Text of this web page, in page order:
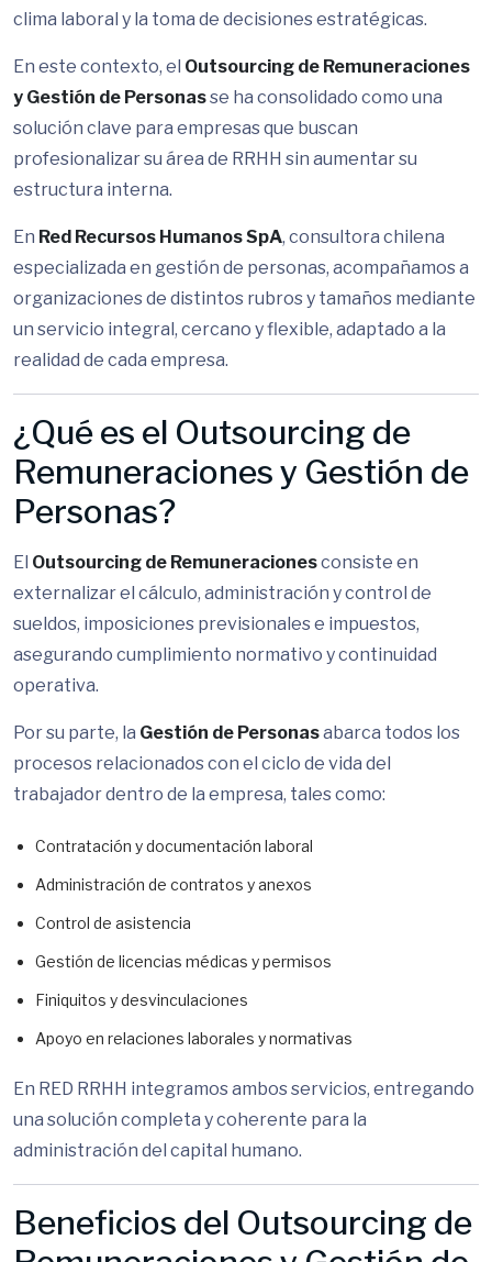
clima laboral y la toma de decisiones estratégicas.
En este contexto, el Outsourcing de Remuneraciones
y Gestión de Personasse ha consolidado como una
solución clave para empresas que buscan
profesionalizar su área de RRHH sin aumentar su
estructura interna.
En Red Recursos Humanos SpA, consultora chilena
especializada en gestión de personas, acompañamos a
organizaciones de distintos rubros y tamaños mediante
un servicio integral, cercano y flexible, adaptado a la
realidad de cada empresa.
¿Qué es el Outsourcing de
Remuneraciones y Gestión de
Personas?
El Outsourcing de Remuneracionesconsiste en
externalizar el cálculo, administración y control de
sueldos, imposiciones previsionales e impuestos,
asegurando cumplimiento normativo y continuidad
operativa.
Por su parte, la Gestión de Personasabarca todos los
procesos relacionados con el ciclo de vida del
trabajador dentro de la empresa, tales como:
Contratación y documentación laboral
Administración de contratos y anexos
Control de asistencia
Gestión de licencias médicas y permisos
Finiquitos y desvinculaciones
Apoyo en relaciones laborales y normativas
En RED RRHH integramos ambos servicios, entregando
una solución completa y coherente para la
administración del capital humano.
Beneficios del Outsourcing de